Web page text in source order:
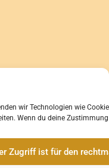
wir Technologien wie
Wenn du deine
Zugriff ist für den